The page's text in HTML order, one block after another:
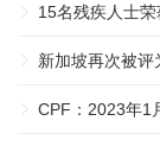
15名残疾人士
新加坡再次被
CPF：2023年1